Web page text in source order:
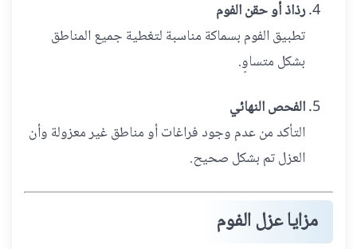
رذاذ أو حقن الفوم
تطبيق الفوم بسماكة مناسبة لتغطية جميع المناطق
بشكل متساوٍ.
الفحص النهائي
التأكد من عدم وجود فراغات أو مناطق غير معزولة وأن
العزل تم بشكل صحيح.
مزايا عزل الفوم